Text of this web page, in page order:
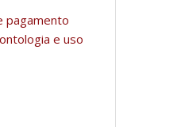
pagamento
e uso